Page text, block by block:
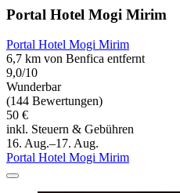
Portal Hotel Mogi Mirim
Portal Hotel Mogi Mirim
6,7 km von Benfica entfernt
9,0/10
Wunderbar
(144 Bewertungen)
50 €
inkl. Steuern & Gebühren
16. Aug.–17. Aug.
Portal Hotel Mogi Mirim